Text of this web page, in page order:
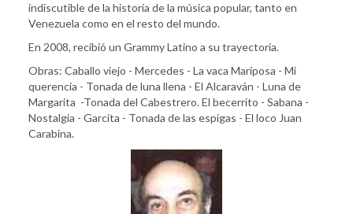
indiscutible de la historia de la música popular, tanto en
Venezuela como en el resto del mundo.
En 2008, recibió un Grammy Latino a su trayectoria.
Obras: Caballo viejo - Mercedes - La vaca Mariposa - Mi
querencia - Tonada de luna llena - El Alcaraván - Luna de
Margarita -Tonada del Cabestrero. El becerrito - Sabana -
Nostalgia - Garcita - Tonada de las espigas - El loco Juan
Carabina.